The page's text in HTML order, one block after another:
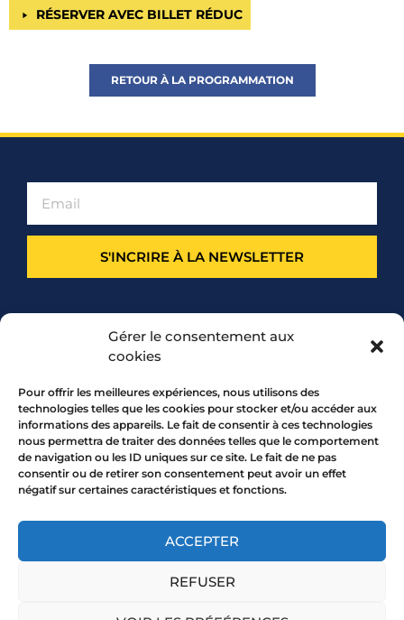
Gérer le consentement aux
cookies
Pour offrir les meilleures expériences, nous utilisons des
technologies telles que les cookies pour stocker et/ou accéder aux
informations des appareils. Le fait de consentir à ces technologies
nous permettra de traiter des données telles que le comportement
de navigation ou les ID uniques sur ce site. Le fait de ne pas
consentir ou de retirer son consentement peut avoir un effet
négatif sur certaines caractéristiques et fonctions.
ACCEPTER
REFUSER
RÉSERVER AVEC BILLET RÉDUC
RETOUR À LA PROGRAMMATION
S'INCRIRE À LA NEWSLETTER